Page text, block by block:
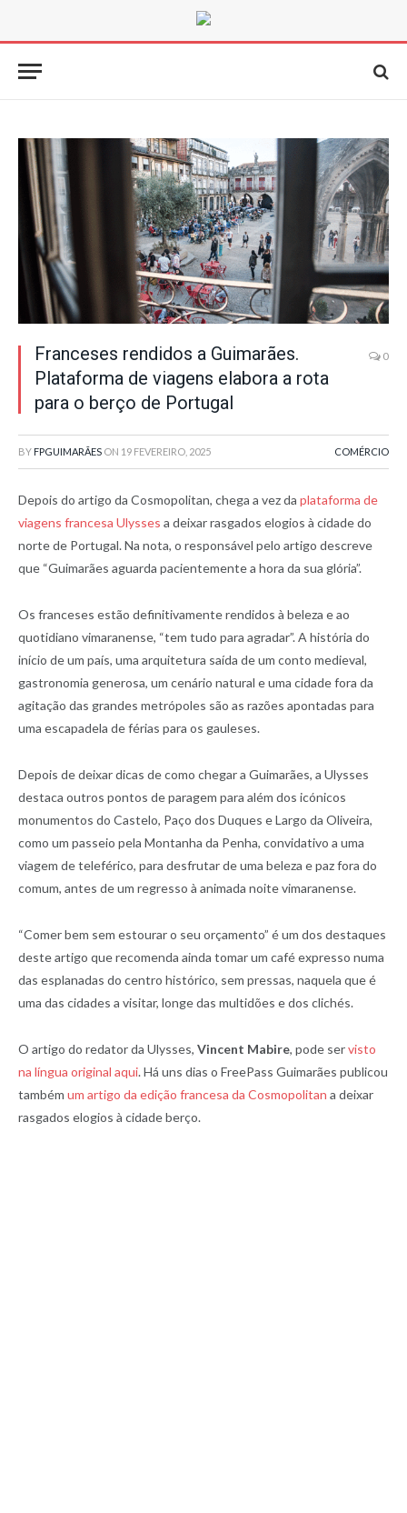
Franceses rendidos a Guimarães.
Plataforma de viagens elabora a rota
para o berço de Portugal
0
BY FPGUIMARÃES ON 19 FEVEREIRO, 2025 COMÉRCIO
Depois do artigo da Cosmopolitan, chega a vez da plataforma de
viagens francesa Ulysses a deixar rasgados elogios à cidade do
norte de Portugal. Na nota, o responsável pelo artigo descreve
que “Guimarães aguarda pacientemente a hora da sua glória”.
Os franceses estão definitivamente rendidos à beleza e ao
quotidiano vimaranense, “tem tudo para agradar”. A história do
início de um país, uma arquitetura saída de um conto medieval,
gastronomia generosa, um cenário natural e uma cidade fora da
agitação das grandes metrópoles são as razões apontadas para
uma escapadela de férias para os gauleses.
Depois de deixar dicas de como chegar a Guimarães, a Ulysses
destaca outros pontos de paragem para além dos icónicos
monumentos do Castelo, Paço dos Duques e Largo da Oliveira,
como um passeio pela Montanha da Penha, convidativo a uma
viagem de teleférico, para desfrutar de uma beleza e paz fora do
comum, antes de um regresso à animada noite vimaranense.
“Comer bem sem estourar o seu orçamento” é um dos destaques
deste artigo que recomenda ainda tomar um café expresso numa
das esplanadas do centro histórico, sem pressas, naquela que é
uma das cidades a visitar, longe das multidões e dos clichés.
O artigo do redator da Ulysses, Vincent Mabire, pode servisto
na língua original aqui. Há uns dias o FreePass Guimarães publicou
também um artigo da edição francesa da Cosmopolitan a deixar
rasgados elogios à cidade berço.